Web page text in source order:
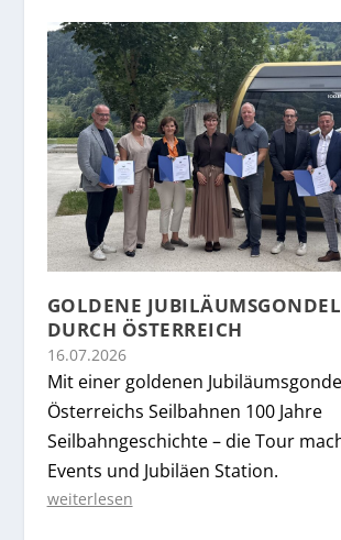
GOLDENE
DURCH ÖSTERREICH
16.07.2026
Mit einer goldenen
Österreichs Seilbahnen 100 Jahre
Seilbahngeschichte – die Tour
Events und Jubiläen Station.
weiterlesen